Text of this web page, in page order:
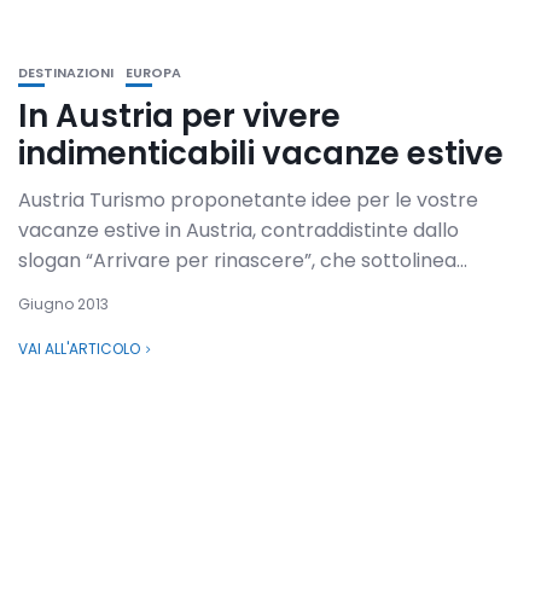
DESTINAZIONI EUROPA
In Austria per vivere
indimenticabili vacanze estive
Austria Turismo proponetante idee per le vostre
vacanze estive in Austria, contraddistinte dallo
slogan “Arrivare per rinascere”, che sottolinea...
Giugno 2013
VAI ALL'ARTICOLO